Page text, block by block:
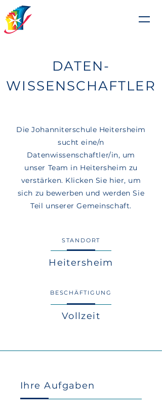
DATEN-
WISSENSCHAFTLER
Die Johanniterschule Heitersheim
sucht eine/n
Datenwissenschaftler/in, um
unser Team in Heitersheim zu
verstärken. Klicken Sie hier, um
sich zu bewerben und werden Sie
Teil unserer Gemeinschaft.
STANDORT
Heitersheim
BESCHÄFTIGUNG
Vollzeit
Ihre Aufgaben